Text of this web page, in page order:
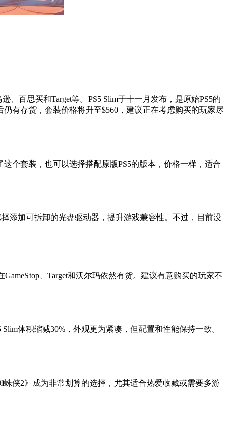
、百思买和Target等。PS5 Slim于十一月发布，是原始PS5的
有存货，套装价格将升至$560，建议正在考虑购买的玩家尽
个套装，也可以选择搭配原版PS5的版本，价格一样，适合
添加可拆卸的光盘驱动器，提升游戏兼容性。不过，目前没
、Target和沃尔玛依然有货。建议有意购买的玩家不
体积缩减30%，外观更为紧凑，但配置和性能保持一致。
侠2》成为非常划算的选择，尤其适合热爱收藏或需要多游